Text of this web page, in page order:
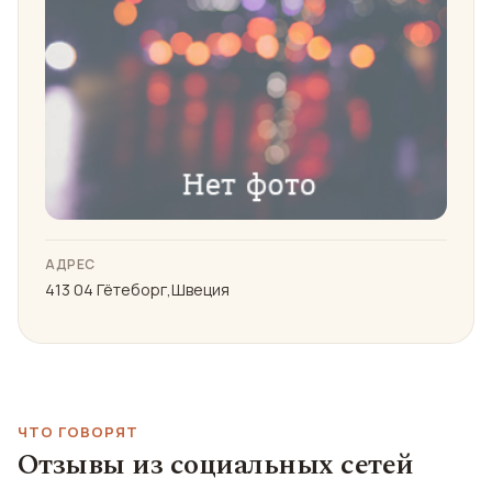
АДРЕС
413 04 Гётеборг,Швеция
ЧТО ГОВОРЯТ
Отзывы из социальных сетей